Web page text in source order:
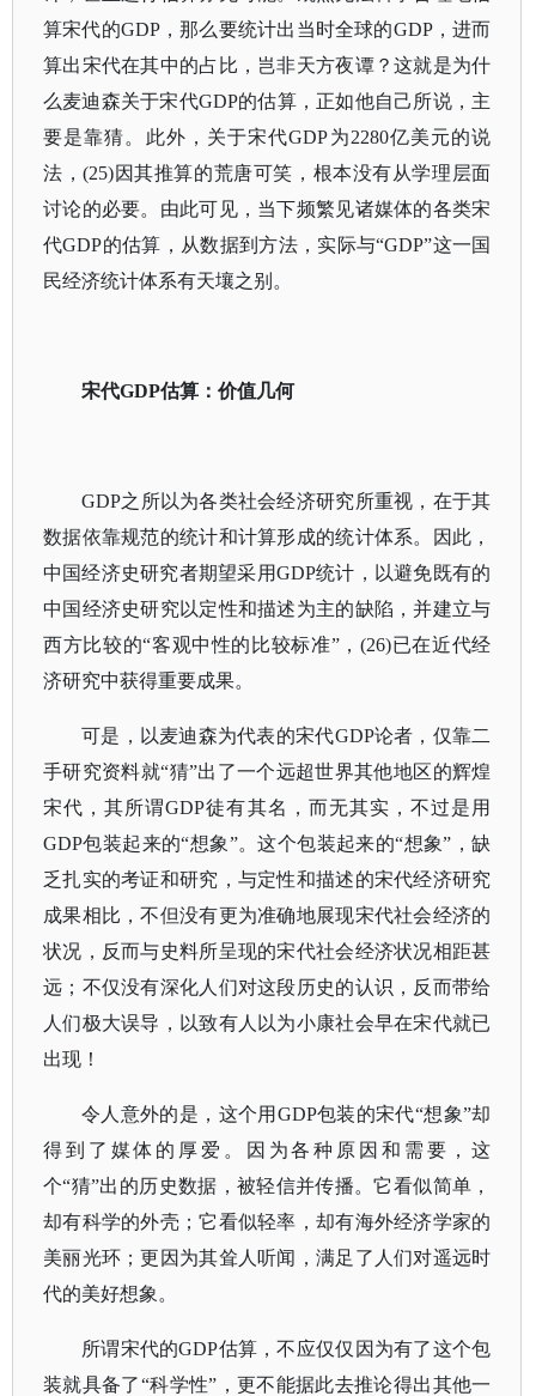
算宋代的GDP，那么要统计出当时全球的GDP，进而
算出宋代在其中的占比，岂非天方夜谭？这就是为什
么麦迪森关于宋代GDP的估算，正如他自己所说，主
要是靠猜。此外，关于宋代GDP为2280亿美元的说
法，(25)因其推算的荒唐可笑，根本没有从学理层面
讨论的必要。由此可见，当下频繁见诸媒体的各类宋
代GDP的估算，从数据到方法，实际与“GDP”这一国
民经济统计体系有天壤之别。
宋代GDP估算：价值几何
GDP之所以为各类社会经济研究所重视，在于其
数据依靠规范的统计和计算形成的统计体系。因此，
中国经济史研究者期望采用GDP统计，以避免既有的
中国经济史研究以定性和描述为主的缺陷，并建立与
西方比较的“客观中性的比较标准”，(26)已在近代经
济研究中获得重要成果。
可是，以麦迪森为代表的宋代GDP论者，仅靠二
手研究资料就“猜”出了一个远超世界其他地区的辉煌
宋代，其所谓GDP徒有其名，而无其实，不过是用
GDP包装起来的“想象”。这个包装起来的“想象”，缺
乏扎实的考证和研究，与定性和描述的宋代经济研究
成果相比，不但没有更为准确地展现宋代社会经济的
状况，反而与史料所呈现的宋代社会经济状况相距甚
远；不仅没有深化人们对这段历史的认识，反而带给
人们极大误导，以致有人以为小康社会早在宋代就已
出现！
令人意外的是，这个用GDP包装的宋代“想象”却
得到了媒体的厚爱。因为各种原因和需要，这
个“猜”出的历史数据，被轻信并传播。它看似简单，
却有科学的外壳；它看似轻率，却有海外经济学家的
美丽光环；更因为其耸人听闻，满足了人们对遥远时
代的美好想象。
所谓宋代的GDP估算，不应仅仅因为有了这个包
装就具备了“科学性”，更不能据此去推论得出其他一